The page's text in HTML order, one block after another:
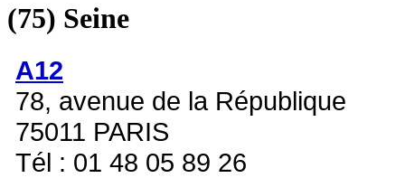
(75) Seine
A12
78, avenue de la République
75011 PARIS
Tél : 01 48 05 89 26